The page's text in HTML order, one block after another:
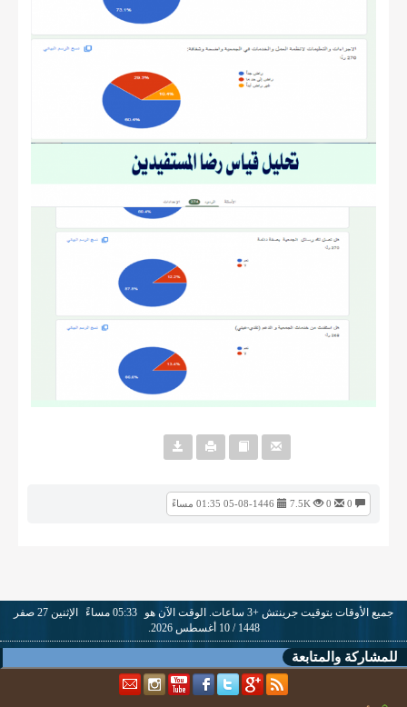
7.5K
جميع الأوقات بتوقيت جرينتش +3 ساعات. الوقت الآن هو 05:33 مساءً
الإثنين 27 صفر
1448 / 10 أغسطس 2026.
للمشاركة والمتابعة